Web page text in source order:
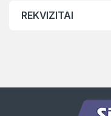
REKVIZITAI